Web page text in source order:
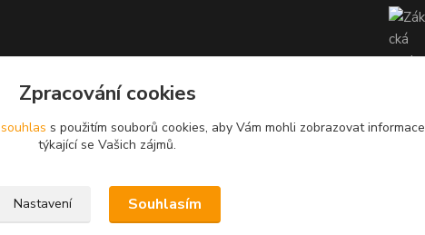
Zpracování cookies
souhlas s použitím souborů cookies, aby Vám mohli zobrazovat informace
týkající se Vašich zájmů.
Nastavení Souhlasím